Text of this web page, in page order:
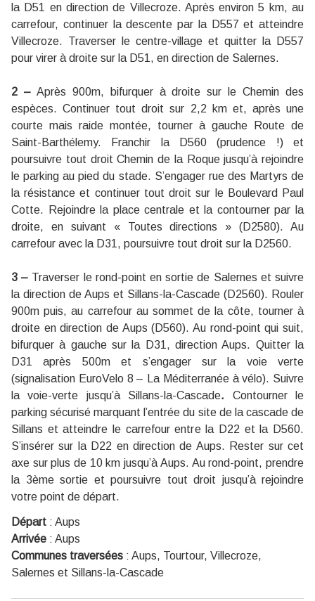
la D51 en direction de Villecroze. Après environ 5 km, au
carrefour, continuer la descente par la D557 et atteindre
Villecroze. Traverser le centre-village et quitter la D557
pour virer à droite sur la D51, en direction de Salernes.
2 –Après 900m, bifurquer à droite sur le Chemin des
espèces. Continuer tout droit sur 2,2 km et, après une
courte mais raide montée, tourner à gauche Route de
Saint-Barthélemy. Franchir la D560 (prudence !) et
poursuivre tout droit Chemin de la Roque jusqu’à rejoindre
le parking au pied du stade. S’engager rue des Martyrs de
la résistance et continuer tout droit sur le Boulevard Paul
Cotte. Rejoindre la place centrale et la contourner par la
droite, en suivant « Toutes directions » (D2580). Au
carrefour avec la D31, poursuivre tout droit sur la D2560.
3 – Traverser le rond-point en sortie de Salernes et suivre
la direction de Aups et Sillans-la-Cascade (D2560). Rouler
900m puis, au carrefour au sommet de la côte, tourner à
droite en direction de Aups (D560). Au rond-point qui suit,
bifurquer à gauche sur la D31, direction Aups. Quitter la
D31 après 500m et s’engager sur la voie verte
(signalisation EuroVelo 8 – La Méditerranée à vélo). Suivre
la voie-verte jusqu’à Sillans-la-Cascade.
Contourner le
parking sécurisé marquant l’entrée du site de la cascade de
Sillans et atteindre le carrefour entre la D22 et la D560.
S’insérer sur la D22 en direction de Aups. Rester sur cet
axe sur plus de 10 km jusqu’à Aups. Au rond-point, prendre
la 3ème sortie et poursuivre tout droit jusqu’à rejoindre
votre point de départ.
Départ : Aups
Arrivée : Aups
Communes traversées : Aups, Tourtour, Villecroze,
Salernes et Sillans-la-Cascade